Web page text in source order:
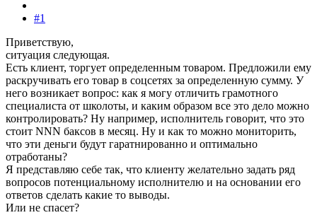
#1
Приветствую,
ситуация следующая.
Есть клиент, торгует определенным товаром. Предложили ему
раскручивать его товар в соцсетях за определенную сумму. У
него возникает вопрос: как я могу отличить грамотного
специалиста от школоты, и каким образом все это дело можно
контролировать? Ну например, исполнитель говорит, что это
стоит NNN баксов в месяц. Ну и как то можно мониторить,
что эти деньги будут гаратнированно и оптимально
отработаны?
Я представляю себе так, что клиенту желательно задать ряд
вопросов потенциальному исполнителю и на основании его
ответов сделать какие то выводы.
Или не спасет?